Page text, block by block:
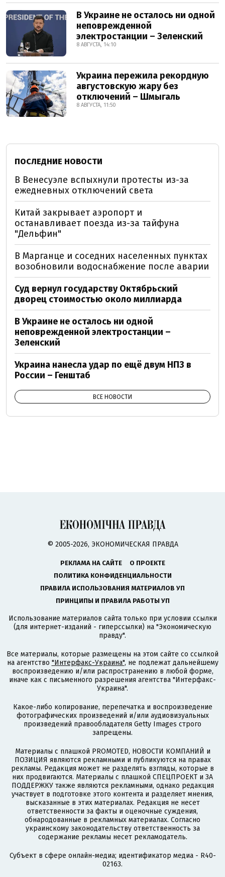
В Украине не осталось ни одной
неповрежденной
электростанции – Зеленский
8 АВГУСТА, 14:10
Украина пережила рекордную
августовскую жару без
отключений – Шмыгаль
8 АВГУСТА, 11:50
ПОСЛЕДНИЕ НОВОСТИ
В Венесуэле вспыхнули протесты из-за
ежедневных отключений света
Китай закрывает аэропорт и
останавливает поезда из-за тайфуна
"Дельфин"
В Марганце и соседних населенных пунктах
возобновили водоснабжение после аварии
Суд вернул государству Октябрьский
дворец стоимостью около миллиарда
В Украине не осталось ни одной
неповрежденной электростанции –
Зеленский
Украина нанесла удар по ещё двум НПЗ в
России – Генштаб
ВСЕ НОВОСТИ
© 2005-2026, ЭКОНОМИЧЕСКАЯ ПРАВДА
РЕКЛАМА НА САЙТЕ
О ПРОЕКТЕ
ПОЛИТИКА КОНФИДЕНЦИАЛЬНОСТИ
ПРАВИЛА ИСПОЛЬЗОВАНИЯ МАТЕРИАЛОВ УП
ПРИНЦИПЫ И ПРАВИЛА РАБОТЫ УП
Использование материалов сайта только при условии ссылки
(для интернет-изданий - гиперссылки) на "Экономическую
правду".
Все материалы, которые размещены на этом сайте со ссылкой
на агентство "Интерфакс-Украина", не подлежат дальнейшему
воспроизведению и/или распространению в любой форме,
иначе как с письменного разрешения агентства "Интерфакс-
Украина".
Какое-либо копирование, перепечатка и воспроизведение
фотографических произведений и/или аудиовизуальных
произведений правообладателя Getty Images строго
запрещены.
Материалы с плашкой PROMOTED, НОВОСТИ КОМПАНИЙ и
ПОЗИЦИЯ являются рекламными и публикуются на правах
рекламы. Редакция может не разделять взгляды, которые в
них продвигаются. Материалы с плашкой СПЕЦПРОЕКТ и ЗА
ПОДДЕРЖКУ также являются рекламными, однако редакция
участвует в подготовке этого контента и разделяет мнения,
высказанные в этих материалах. Редакция не несет
ответственности за факты и оценочные суждения,
обнародованные в рекламных материалах. Согласно
украинскому законодательству ответственность за
содержание рекламы несет рекламодатель.
Субъект в сфере онлайн-медиа; идентификатор медиа - R40-
02163.